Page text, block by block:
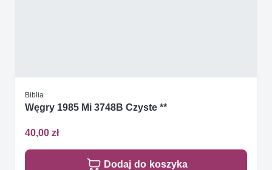
Biblia
Węgry 1985 Mi 3748B Czyste **
40,00 zł
Dodaj do koszyka